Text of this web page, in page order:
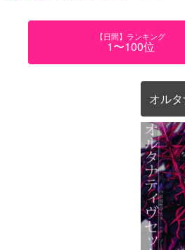
【日間】ランキング
1〜100位
オル